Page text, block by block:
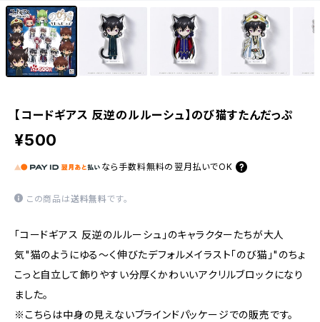
【コードギアス 反逆のルルーシュ】のび猫すたんだっぷ
¥500
なら 手数料無料の 翌月払いでOK
この商品は送料無料です。
「コードギアス 反逆のルルーシュ」のキャラクターたちが大人
気"猫のようにゆる〜く伸びたデフォルメイラスト「のび猫」"のちょ
こっと自立して飾りやすい分厚くかわいいアクリルブロックになり
ました。
※こちらは中身の見えないブラインドパッケージでの販売です。